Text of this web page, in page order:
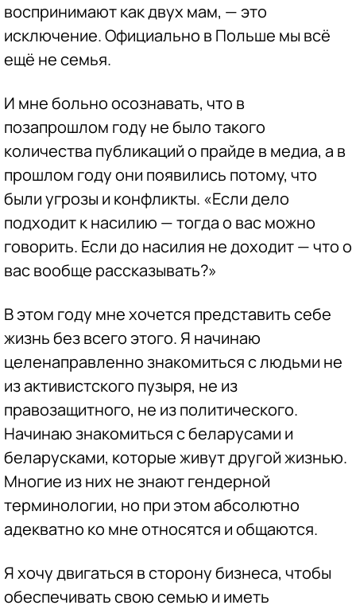
воспринимают как двух мам, — это
исключение. Официально в Польше мы всё
ещё не семья.
И мне больно осознавать, что в
позапрошлом году не было такого
количества публикаций о прайде в медиа, а в
прошлом году они появились потому, что
были угрозы и конфликты. «Если дело
подходит к насилию — тогда о вас можно
говорить. Если до насилия не доходит — что о
вас вообще рассказывать?»
В этом году мне хочется представить себе
жизнь без всего этого. Я начинаю
целенаправленно знакомиться с людьми не
из активистского пузыря, не из
правозащитного, не из политического.
Начинаю знакомиться с беларусами и
беларусками, которые живут другой жизнью.
Многие из них не знают гендерной
терминологии, но при этом абсолютно
адекватно ко мне относятся и общаются.
Я хочу двигаться в сторону бизнеса, чтобы
обеспечивать свою семью и иметь